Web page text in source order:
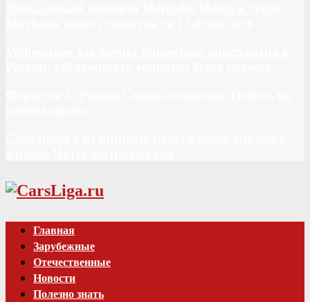
Vk
Главная
Зарубежные
Отечественные
Новости
Полезно знать